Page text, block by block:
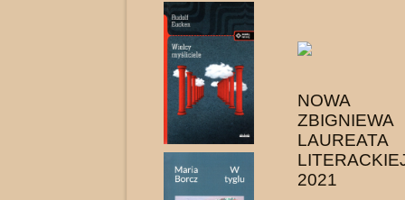
NOWA
LAUREATA
2021